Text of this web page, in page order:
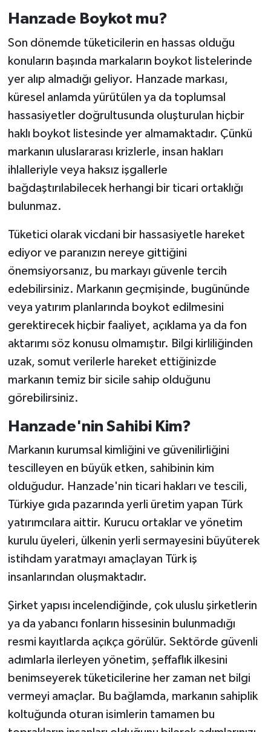
Hanzade Boykot mu?
Son dönemde tüketicilerin en hassas olduğu
konuların başında markaların boykot listelerinde
yer alıp almadığı geliyor. Hanzade markası,
küresel anlamda yürütülen ya da toplumsal
hassasiyetler doğrultusunda oluşturulan hiçbir
haklı boykot listesinde yer almamaktadır. Çünkü
markanın uluslararası krizlerle, insan hakları
ihlalleriyle veya haksız işgallerle
bağdaştırılabilecek herhangi bir ticari ortaklığı
bulunmaz.
Tüketici olarak vicdani bir hassasiyetle hareket
ediyor ve paranızın nereye gittiğini
önemsiyorsanız, bu markayı güvenle tercih
edebilirsiniz. Markanın geçmişinde, bugününde
veya yatırım planlarında boykot edilmesini
gerektirecek hiçbir faaliyet, açıklama ya da fon
aktarımı söz konusu olmamıştır. Bilgi kirliliğinden
uzak, somut verilerle hareket ettiğinizde
markanın temiz bir sicile sahip olduğunu
görebilirsiniz.
Hanzade'nin Sahibi Kim?
Markanın kurumsal kimliğini ve güvenilirliğini
tescilleyen en büyük etken, sahibinin kim
olduğudur. Hanzade'nin ticari hakları ve tescili,
Türkiye gıda pazarında yerli üretim yapan Türk
yatırımcılara aittir. Kurucu ortaklar ve yönetim
kurulu üyeleri, ülkenin yerli sermayesini büyüterek
istihdam yaratmayı amaçlayan Türk iş
insanlarından oluşmaktadır.
Şirket yapısı incelendiğinde, çok uluslu şirketlerin
ya da yabancı fonların hissesinin bulunmadığı
resmi kayıtlarda açıkça görülür. Sektörde güvenli
adımlarla ilerleyen yönetim, şeffaflık ilkesini
benimseyerek tüketicilerine her zaman net bilgi
vermeyi amaçlar. Bu bağlamda, markanın sahiplik
koltuğunda oturan isimlerin tamamen bu